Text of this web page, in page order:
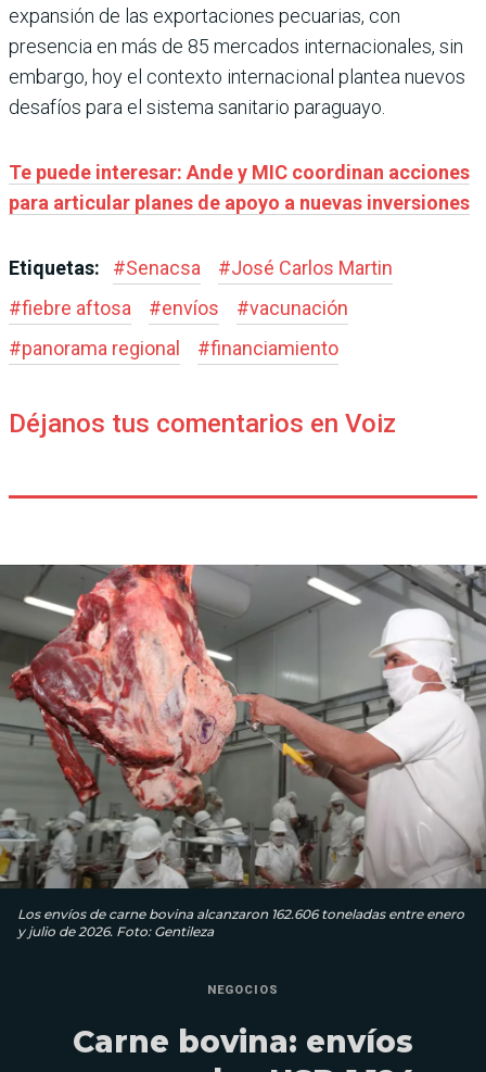
expansión de las exportaciones pecuarias, con
presencia en más de 85 mercados internacionales, sin
embargo, hoy el contexto internacional plantea nuevos
desafíos para el sistema sanitario paraguayo.
Te puede interesar: Ande y MIC coordinan acciones
para articular planes de apoyo a nuevas inversiones
Etiquetas: #Senacsa #José Carlos Martin
#fiebre aftosa #envíos #vacunación
#panorama regional #financiamiento
Déjanos tus comentarios en Voiz
Los envíos de carne bovina alcanzaron 162.606 toneladas entre enero
y julio de 2026. Foto: Gentileza
NEGOCIOS
Carne bovina: envíos